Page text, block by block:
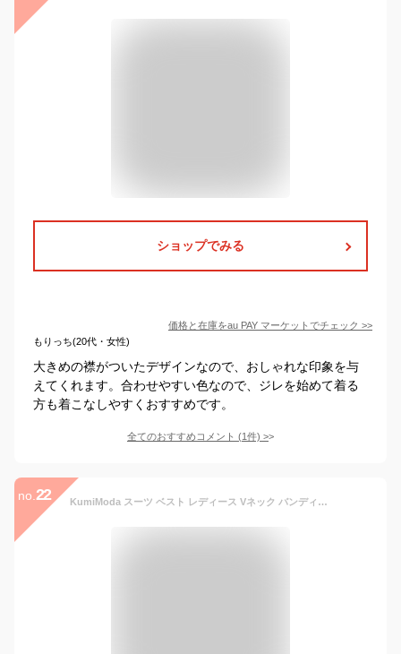
ショップでみる
価格と在庫をau PAY マーケット でチェック >>
もりっち(20代・女性)
大きめの襟がついたデザインなので、おしゃれな印象を与
えてくれます。合わせやすい色なので、ジレを始めて着る
方も着こなしやすくおすすめです。
全てのおすすめコメント (1件) >
no. 22 KumiModa スーツ ベスト レディース Vネック バンディング ジレ レディース トップス アウター カジュアル フォーマル 百掛け ベスト 着回し力 体型カバー 春秋冬 フリーサイズ (キャメル)